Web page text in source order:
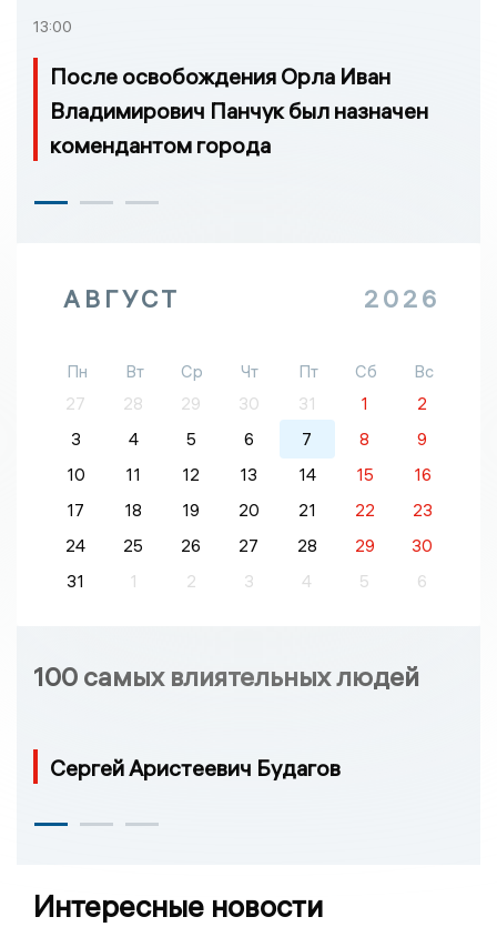
13:00
После освобождения Орла Иван
Владимирович Панчук был назначен
комендантом города
АВГУСТ 2026
Пн Вт Ср Чт Пт Сб
Вс
27
28 29 30 31 1
2
3
4 5 6 7 8
9
10
11 12 13 14 15
16
17
18 19 20 21 22
23
24
25 26 27 28 29
30
31
1 2 3 4 5 6
100 самых влиятельных людей
Сергей Аристеевич Будагов
Интересные новости